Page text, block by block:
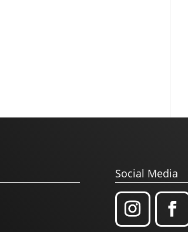
Social Media